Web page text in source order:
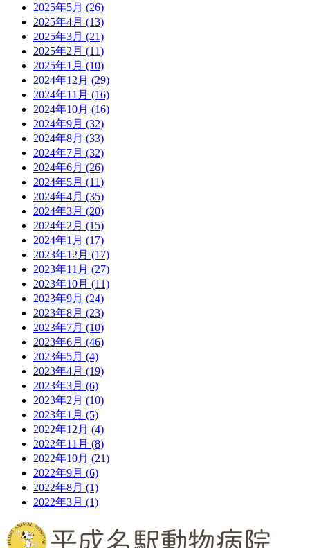
2025年5月 (26)
2025年4月 (13)
2025年3月 (21)
2025年2月 (11)
2025年1月 (10)
2024年12月 (29)
2024年11月 (16)
2024年10月 (16)
2024年9月 (32)
2024年8月 (33)
2024年7月 (32)
2024年6月 (26)
2024年5月 (11)
2024年4月 (35)
2024年3月 (20)
2024年2月 (15)
2024年1月 (17)
2023年12月 (17)
2023年11月 (27)
2023年10月 (11)
2023年9月 (24)
2023年8月 (23)
2023年7月 (10)
2023年6月 (46)
2023年5月 (4)
2023年4月 (19)
2023年3月 (6)
2023年2月 (10)
2023年1月 (5)
2022年12月 (4)
2022年11月 (8)
2022年10月 (21)
2022年9月 (6)
2022年8月 (1)
2022年3月 (1)